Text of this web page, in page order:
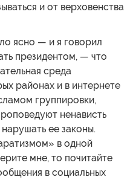
и от верховенства
ясно — и я говорил
президентом, — что
среда
районах и в интернете
группировки,
ненависть
ее законы.
в одной
мне, то почитайте
в социальных